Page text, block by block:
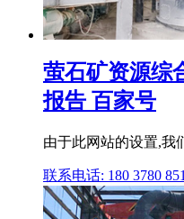
萤石矿资源综
报告 百家号
由于此网站的设置,我
联系电话: 180 3780